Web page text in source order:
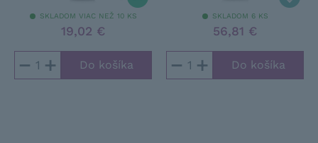
SKLADOM VIAC NEŽ 10 KS
19,02 €
− +
SKLADOM 6 KS
56,81 €
− +